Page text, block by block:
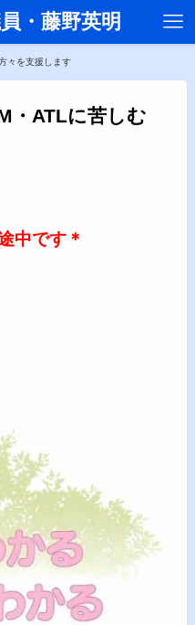
・藤野英明
々を支援します
・ATLに苦しむ
中です＊